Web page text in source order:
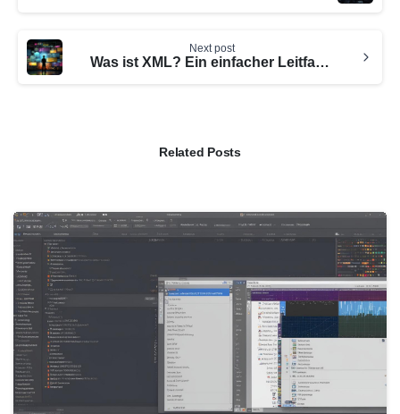
Next post
Was ist XML? Ein einfacher Leitfaden.
Related Posts